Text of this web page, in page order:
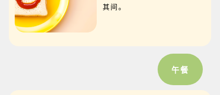
其间。
午餐